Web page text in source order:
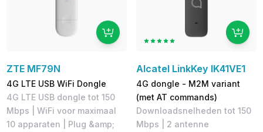
ZTE MF79N
4G LTE USB WiFi Dongle
4G LTE USB dongle tot 150
Mbps | WiFi voor maximaal
10 apparaten | Plug &amp;
Alcatel LinkKey IK41VE1
4G dongle - M2M variant
(met AT commands)
Downloadsnelheden tot 150
Mbps | 2 antenne